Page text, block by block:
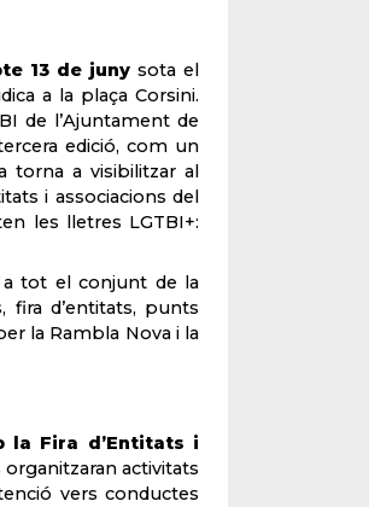
13 de junysota el
a la plaça Corsini.
de l’Ajuntament de
edició, com un
torna a visibilitzar al
i associacions del
les lletres LGTBI+:
tot el conjunt de la
fira d’entitats, punts
la Rambla Nova i la
la Fira d’Entitats i
activitats
vers conductes